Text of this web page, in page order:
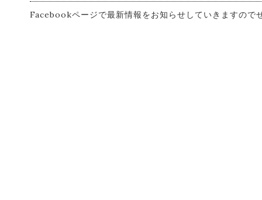
Facebookページで最新情報をお知らせしていきますので